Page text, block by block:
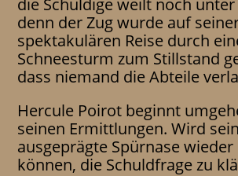
die Schuldige weilt noch
denn der Zug wurde auf
spektakulären Reise durch
Schneesturm zum Stillstand
dass niemand die Abteile
Hercule Poirot beginnt
seinen Ermittlungen. Wird
ausgeprägte Spürnase
können, die Schuldfrage zu